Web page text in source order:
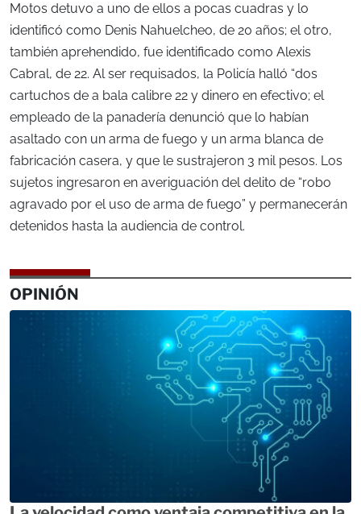
Motos detuvo a uno de ellos a pocas cuadras y lo
identificó como Denis Nahuelcheo, de 20 años; el otro,
también aprehendido, fue identificado como Alexis
Cabral, de 22. Al ser requisados, la Policía halló “dos
cartuchos de a bala calibre 22 y dinero en efectivo; el
empleado de la panadería denunció que lo habían
asaltado con un arma de fuego y un arma blanca de
fabricación casera, y que le sustrajeron 3 mil pesos. Los
sujetos ingresaron en averiguación del delito de “robo
agravado por el uso de arma de fuego” y permanecerán
detenidos hasta la audiencia de control.
OPINIÓN